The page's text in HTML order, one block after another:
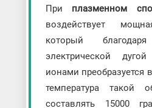
При плазменном
воздействует
который
электрической
ионами преобразуется
температура такой
составлять 15000